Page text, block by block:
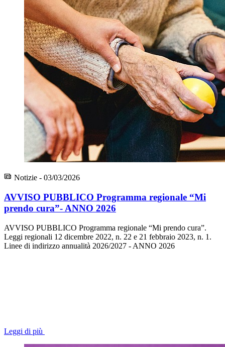
Notizie - 03/03/2026
AVVISO PUBBLICO Programma regionale “Mi
prendo cura”- ANNO 2026
AVVISO PUBBLICO Programma regionale “Mi prendo cura”.
Leggi regionali 12 dicembre 2022, n. 22 e 21 febbraio 2023, n. 1.
Linee di indirizzo annualità 2026/2027 - ANNO 2026
Leggi di più